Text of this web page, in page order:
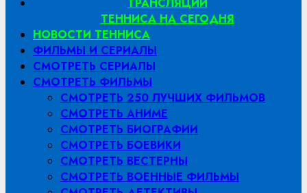
ТЕННИСА НА СЕГОДНЯ
НОВОСТИ ТЕННИСА
ФИЛЬМЫ И СЕРИАЛЫ
СМОТРЕТЬ СЕРИАЛЫ
СМОТРЕТЬ ФИЛЬМЫ
СМОТРЕТЬ 250 ЛУЧШИХ ФИЛЬМОВ
СМОТРЕТЬ АНИМЕ
СМОТРЕТЬ БИОГРАФИИ
СМОТРЕТЬ БОЕВИКИ
СМОТРЕТЬ ВЕСТЕРНЫ
СМОТРЕТЬ ВОЕННЫЕ ФИЛЬМЫ